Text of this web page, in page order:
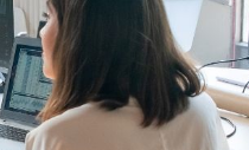
no solo
equitativos y
a las empresas como
y respeto mutuo.